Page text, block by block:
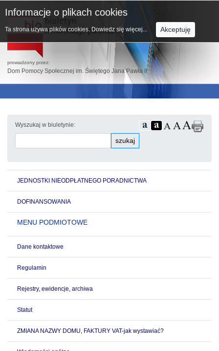
prowadzony przez:
Dom Pomocy Społecznej im. Świętego Jana Pawła II
Wyszukaj w biuletynie:
szukaj
JEDNOSTKI NIEODPŁATNEGO PORADNICTWA
DOFINANSOWANIA
MENU PODMIOTOWE
Dane kontaktowe
Regulamin
Rejestry, ewidencje, archiwa
Statut
ZMIANA NAZWY DOMU, FAKTURY VAT-jak wystawiać?
Informacje o plikach cookies
Ta strona używa plików cookies. Dowiedz się więcej... Akceptuję